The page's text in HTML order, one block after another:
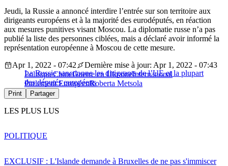
Jeudi, la Russie a annoncé interdire l’entrée sur son territoire aux
dirigeants européens et à la majorité des eurodéputés, en réaction
aux mesures punitives visant Moscou. La diplomatie russe n’a pas
publié la liste des personnes ciblées, mais a déclaré avoir informé la
représentation européenne à Moscou de cette mesure.
La Russie sanctionne les dirigeants de l’UE et la plupart
des députés européens
Apr 1, 2022 - 07:42
Dernière mise à jour: Apr 1, 2022 - 07:43
PolitiqueChineGuerre en UkraineInternational
Parlement EuropéenRoberta Metsola
Print Partager
LES PLUS LUS
EXCLUSIF : L'Islande demande à Bruxelles de ne pas s'immiscer
POLITIQUE